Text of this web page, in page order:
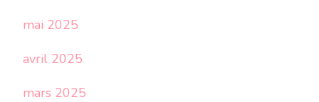
mai 2025
avril 2025
mars 2025